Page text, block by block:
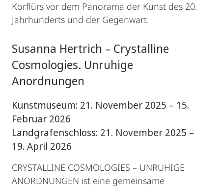
Korflürs vor dem Panorama der Kunst des 20.
Jahrhunderts und der Gegenwart.
Susanna Hertrich – Crystalline
Cosmologies. Unruhige
Anordnungen
Kunstmuseum: 21. November 2025 – 15.
Februar 2026
Landgrafenschloss: 21. November 2025 –
19. April 2026
CRYSTALLINE COSMOLOGIES – UNRUHIGE
ANORDNUNGEN ist eine gemeinsame